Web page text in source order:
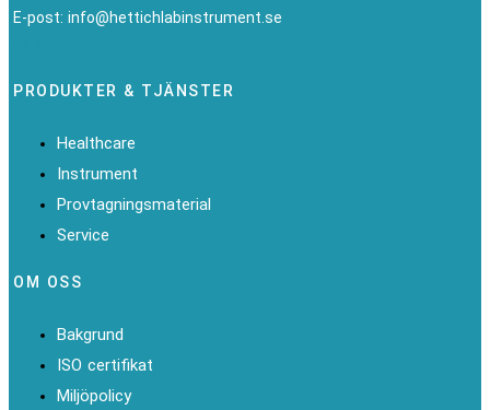
E-post: info@hettichlabinstrument.se
PRODUKTER & TJÄNSTER
Healthcare
Instrument
Provtagningsmaterial
Service
OM OSS
Bakgrund
ISO certifikat
Miljöpolicy